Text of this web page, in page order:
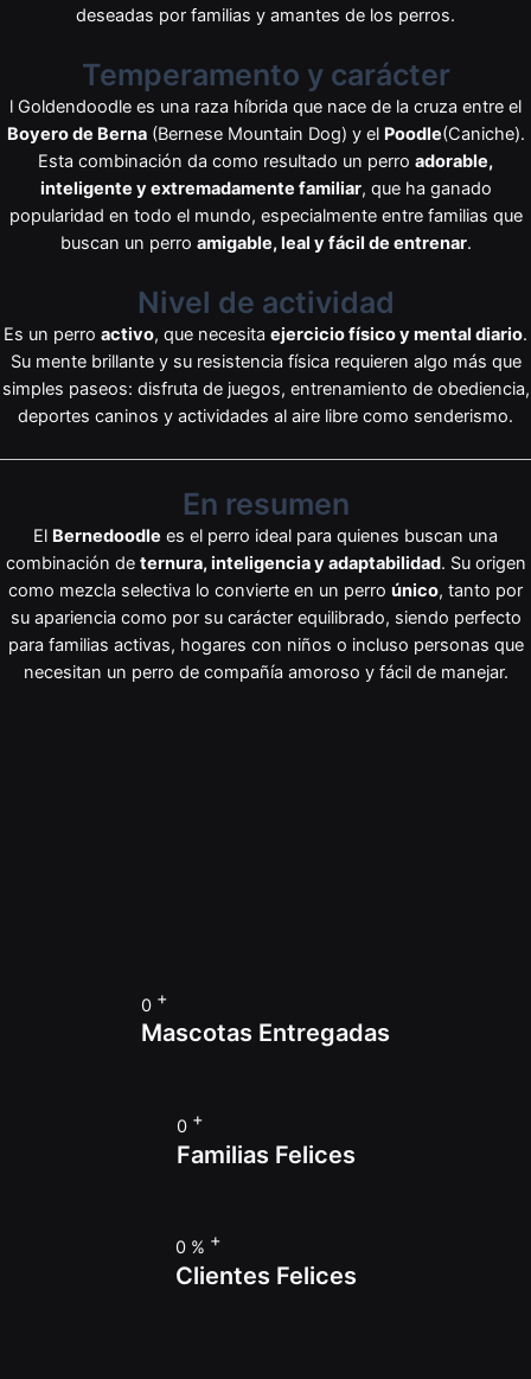
deseadas por familias y amantes de los perros.
Temperamento y carácter
l Goldendoodle es una raza híbrida que nace de la cruza entre el
Boyero de Berna(Bernese Mountain Dog) y el Poodle(Caniche).
Esta combinación da como resultado un perro adorable,
inteligente y extremadamente familiar, que ha ganado
popularidad en todo el mundo, especialmente entre familias que
buscan un perro amigable, leal y fácil de entrenar.
Nivel de actividad
Es un perro activo, que necesita ejercicio físico y mental diario.
Su mente brillante y su resistencia física requieren algo más que
simples paseos: disfruta de juegos, entrenamiento de obediencia,
deportes caninos y actividades al aire libre como senderismo.
En resumen
El Bernedoodle es el perro ideal para quienes buscan una
combinación de ternura, inteligencia y adaptabilidad. Su origen
como mezcla selectiva lo convierte en un perro único, tanto por
su apariencia como por su carácter equilibrado, siendo perfecto
para familias activas, hogares con niños o incluso personas que
necesitan un perro de compañía amoroso y fácil de manejar.
0 +
Mascotas Entregadas
0 +
Familias Felices
0% +
Clientes Felices